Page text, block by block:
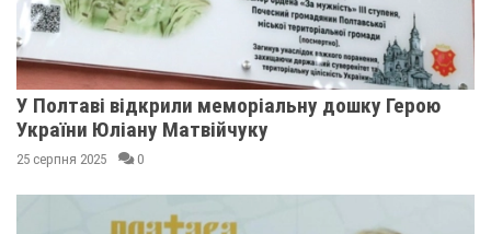
У Полтаві відкрили меморіальну дошку Герою
України Юліану Матвійчуку
25 серпня 2025 0